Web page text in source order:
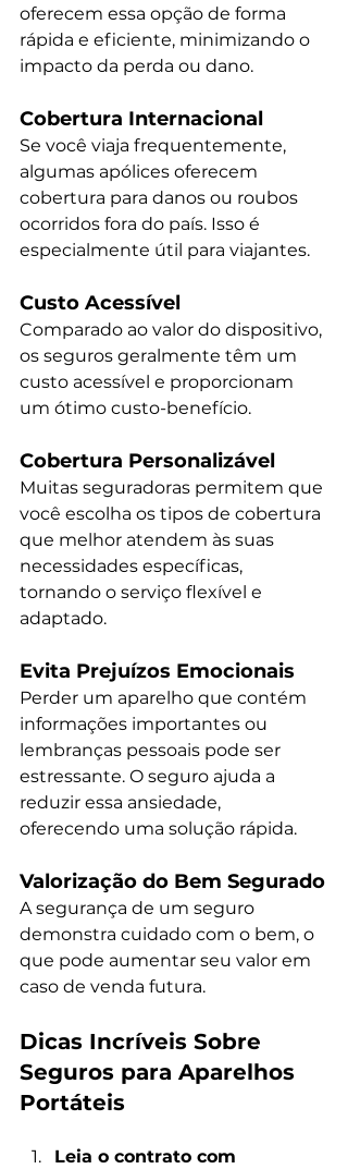
oferecem essa opção de forma
rápida e eficiente, minimizando o
impacto da perda ou dano.
Cobertura Internacional
Se você viaja frequentemente,
algumas apólices oferecem
cobertura para danos ou roubos
ocorridos fora do país. Isso é
especialmente útil para viajantes.
Custo Acessível
Comparado ao valor do dispositivo,
os seguros geralmente têm um
custo acessível e proporcionam
um ótimo custo-benefício.
Cobertura Personalizável
Muitas seguradoras permitem que
você escolha os tipos de cobertura
que melhor atendem às suas
necessidades específicas,
tornando o serviço flexível e
adaptado.
Evita Prejuízos Emocionais
Perder um aparelho que contém
informações importantes ou
lembranças pessoais pode ser
estressante. O seguro ajuda a
reduzir essa ansiedade,
oferecendo uma solução rápida.
Valorização do Bem Segurado
A segurança de um seguro
demonstra cuidado com o bem, o
que pode aumentar seu valor em
caso de venda futura.
Dicas Incríveis Sobre
Seguros para Aparelhos
Portáteis
Leia o contrato com